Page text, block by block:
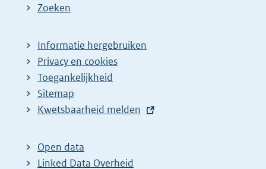
Zoeken
Informatie hergebruiken
Privacy en cookies
Toegankelijkheid
Sitemap
E
t
e
Kwetsbaarheid melden
Open data
Linked Data Overheid